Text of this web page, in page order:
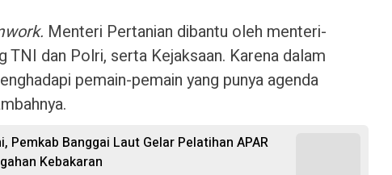
Menteri Pertanian dibantu oleh menteri-
TNI dan Polri, serta Kejaksaan. Karena dalam
pemain-pemain yang punya agenda
Pemkab Banggai Laut Gelar Pelatihan APAR
Kebakaran